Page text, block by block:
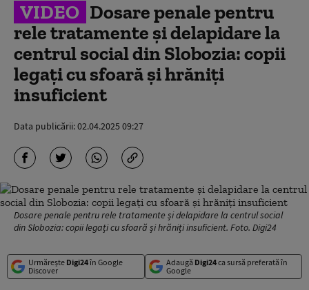
VIDEO Dosare penale pentru
rele tratamente și delapidare la
centrul social din Slobozia: copii
legați cu sfoară și hrăniți
insuficient
Data publicării:02.04.2025 09:27
Dosare penale pentru rele tratamente și delapidare la centrul social
din Slobozia: copii legați cu sfoară și hrăniți insuficient. Foto. Digi24
Urmărește Digi24în Google
Discover
Adaugă Digi24ca sursă preferată în
Google